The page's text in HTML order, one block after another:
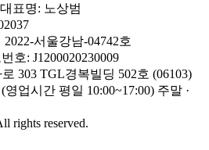
표명: 노상범
2022-서울강남-04742호
호: J1200020230009
303 TGL경복빌딩 502호 (06103)
(영업시간 평일 10:00~17:00) 주말 ·
rights reserved.